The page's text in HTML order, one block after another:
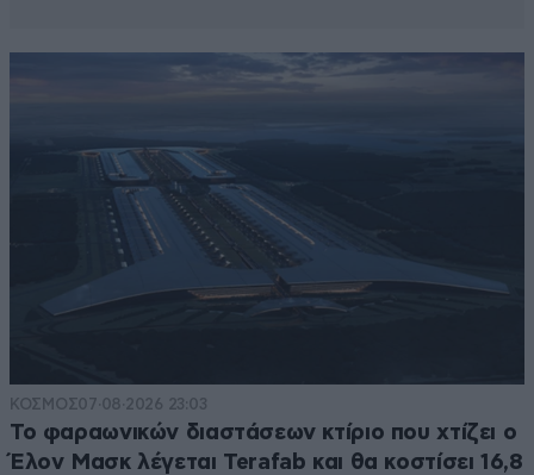
ΚΟΣΜΟΣ07·08·2026 23:03
Το φαραωνικών διαστάσεων κτίριο που χτίζει ο
Έλον Μασκ λέγεται Terafab και θα κοστίσει 16,8